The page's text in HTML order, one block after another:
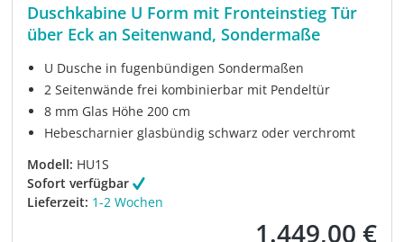
Duschkabine U Form mit Fronteinstieg Tür
über Eck an Seitenwand, Sondermaße
U Dusche in fugenbündigen Sondermaßen
2 Seitenwände frei kombinierbar mit Pendeltür
8 mm Glas Höhe 200 cm
Hebescharnier glasbündig schwarz oder verchromt
Modell: HU1S
Sofort verfügbar
Lieferzeit: 1-2 Wochen
Verkaufspreis:
1.449,00 €